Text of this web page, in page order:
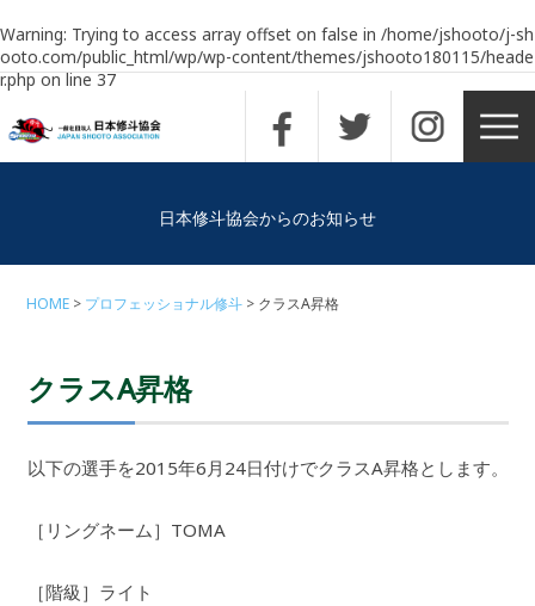
Warning: Trying to access array offset on false in /home/jshooto/j-sh
ooto.com/public_html/wp/wp-content/themes/jshooto180115/heade
r.phpon line37
日本修斗協会からのお知らせ
HOME プロフェッショナル修斗 クラスA昇格
クラスA昇格
以下の選手を2015年6月24日付けでクラスA昇格とします。
［リングネーム］TOMA
［階級］ライト